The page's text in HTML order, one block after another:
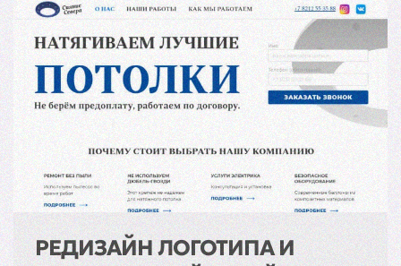
РЕДИЗАЙН ЛОГОТИПА И